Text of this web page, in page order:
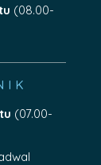
(08.00-
(07.00-